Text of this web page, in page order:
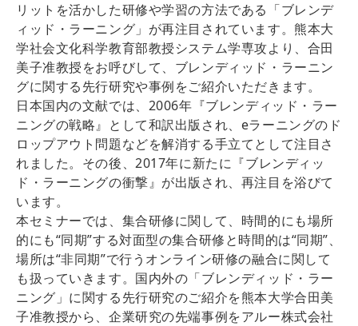
リットを活かした研修や学習の方法である「ブレンデ
ィッド・ラーニング」が再注目されています。熊本大
学社会文化科学教育部教授システム学専攻より、合田
美子准教授をお呼びして、ブレンディッド・ラーニン
グに関する先行研究や事例をご紹介いただきます。
日本国内の文献では、2006年『ブレンディッド・ラー
ニングの戦略』として和訳出版され、eラーニングのド
ロップアウト問題などを解消する手立てとして注目さ
れました。その後、2017年に新たに『ブレンディッ
ド・ラーニングの衝撃』が出版され、再注目を浴びて
います。
本セミナーでは、集合研修に関して、時間的にも場所
的にも“同期”する対面型の集合研修と時間的は“同期”、
場所は“非同期”で行うオンライン研修の融合に関して
も扱っていきます。国内外の「ブレンディッド・ラー
ニング」に関する先行研究のご紹介を熊本大学合田美
子准教授から、企業研究の先端事例をアルー株式会社